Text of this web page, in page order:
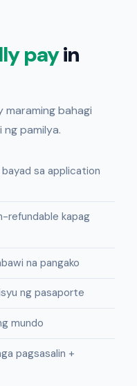
payin
maraming bahagi
pamilya.
sa application
refundable kapag
na pangako
ng pasaporte
mundo
pagsasalin +